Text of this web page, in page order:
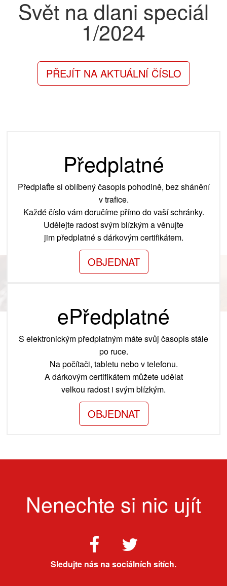
Svět na dlani speciál
1/2024
PŘEJÍT NA AKTUÁLNÍ ČÍSLO
Předplatné
Předplaťte si oblíbený časopis pohodlně, bez shánění
v trafice.
Každé číslo vám doručíme přímo do vaší schránky.
Udělejte radost svým blízkým a věnujte
jim předplatné s dárkovým certifikátem.
OBJEDNAT
ePředplatné
S elektronickým předplatným máte svůj časopis stále
po ruce.
Na počítači, tabletu nebo v telefonu.
A dárkovým certifikátem můžete udělat
velkou radost i svým blízkým.
OBJEDNAT
Nenechte si nic ujít
Sledujte nás na sociálních sítích.